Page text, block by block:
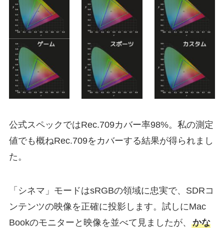
公式スペックではRec.709カバー率98%。私の測定
値でも概ねRec.709をカバーする結果が得られまし
た。
「シネマ」モードはsRGBの領域に忠実で、SDRコ
ンテンツの映像を正確に投影します。試しにMac
Bookのモニターと映像を並べて見ましたが、 かな